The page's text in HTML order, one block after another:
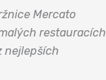
Mercato
restauracích
nejlepších